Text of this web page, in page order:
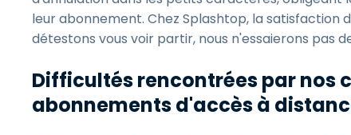
leur abonnement. Chez Splashtop, la satisfaction
détestons vous voir partir, nous n'essaierons pas
Difficultés rencontrées par nos
abonnements d'accès à